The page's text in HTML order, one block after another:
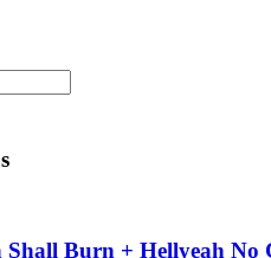
Burn + Hellyeah No